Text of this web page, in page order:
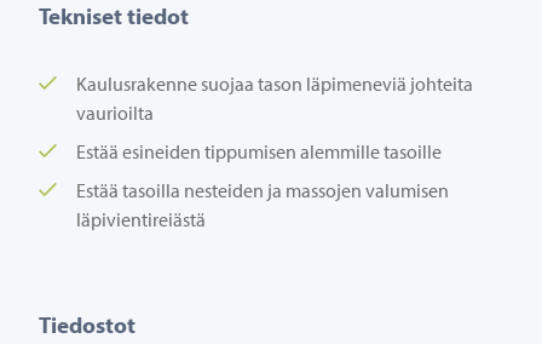
Tekniset tiedot
Kaulusrakenne suojaa tason läpimeneviä johteita
vaurioilta
Estää esineiden tippumisen alemmille tasoille
Estää tasoilla nesteiden ja massojen valumisen
läpivientireiästä
Tiedostot